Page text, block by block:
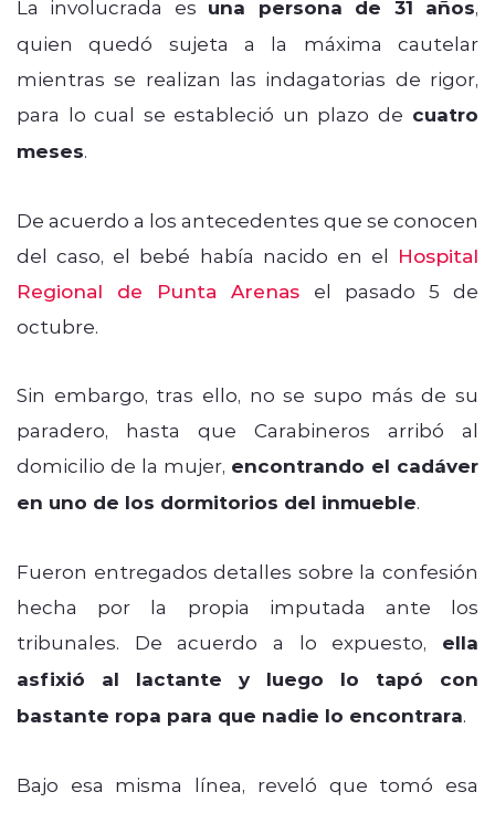
La involucrada es una persona de 31 años,
quien quedó sujeta a la máxima cautelar
mientras se realizan las indagatorias de rigor,
para lo cual se estableció un plazo de cuatro
meses.
De acuerdo a los antecedentes que se conocen
del caso, el bebé había nacido en el Hospital
Regional de Punta Arenas el pasado 5 de
octubre.
Sin embargo, tras ello, no se supo más de su
paradero, hasta que Carabineros arribó al
domicilio de la mujer, encontrando el cadáver
en uno de los dormitorios del inmueble.
Fueron entregados detalles sobre la confesión
hecha por la propia imputada ante los
tribunales. De acuerdo a lo expuesto, ella
asfixió al lactante y luego lo tapó con
bastante ropa para que nadie lo encontrara.
Bajo esa misma línea, reveló que tomó esa